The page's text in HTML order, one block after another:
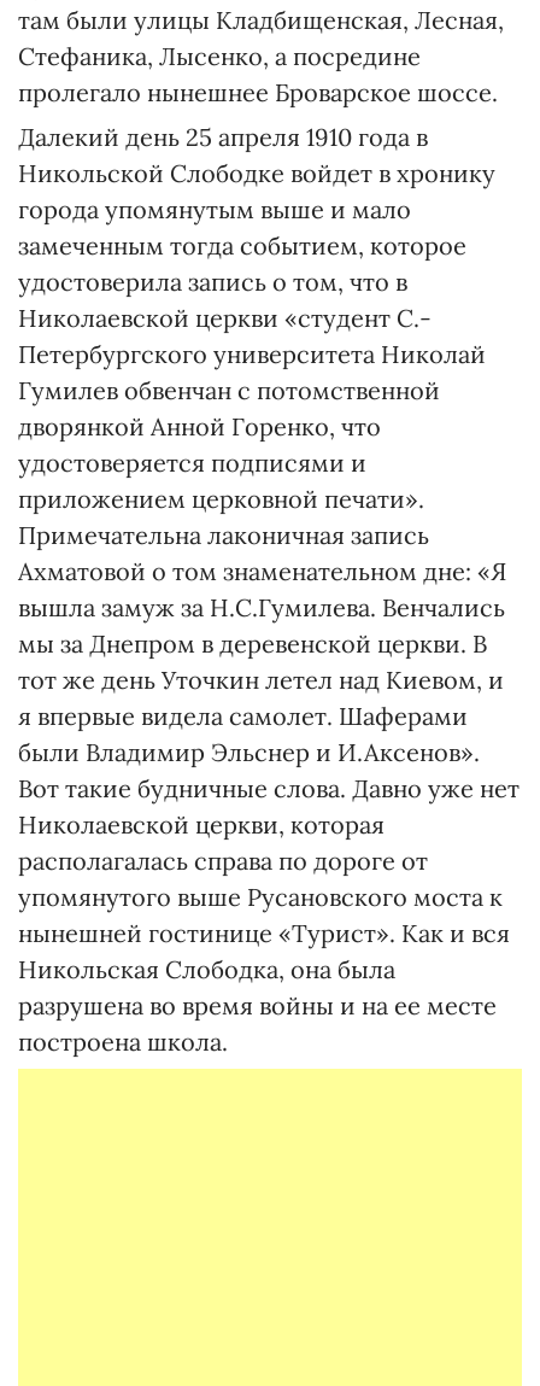
там были улицы Кладбищенская, Лесная,
Стефаника, Лысенко, а посредине
пролегало нынешнее Броварское шоссе.
Далекий день 25 апреля 1910 года в
Никольской Слободке войдет в хронику
города упомянутым выше и мало
замеченным тогда событием, которое
удостоверила запись о том, что в
Николаевской церкви «студент С.-
Петербургского университета Николай
Гумилев обвенчан с потомственной
дворянкой Анной Горенко, что
удостоверяется подписями и
приложением церковной печати».
Примечательна лаконичная запись
Ахматовой о том знаменательном дне: «Я
вышла замуж за Н.С.Гумилева. Венчались
мы за Днепром в деревенской церкви. В
тот же день Уточкин летел над Киевом, и
я впервые видела самолет. Шаферами
были Владимир Эльснер и И.Аксенов».
Вот такие будничные слова. Давно уже нет
Николаевской церкви, которая
располагалась справа по дороге от
упомянутого выше Русановского моста к
нынешней гостинице «Турист». Как и вся
Никольская Слободка, она была
разрушена во время войны и на ее месте
построена школа.